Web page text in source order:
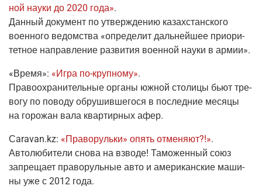
ной нау­ки до 2020 года».
Дан­ный доку­мент по утвер­жде­нию казах­стан­ско­го
воен­но­го ведом­ства «опре­де­лит даль­ней­шее при­о­ри­
тет­ное направ­ле­ние раз­ви­тия воен­ной нау­ки в армии».
«Вре­мя»: «Игра по-круп­но­му».
Пра­во­охра­ни­тель­ные орга­ны южной сто­ли­цы бьют тре­
во­гу по пово­ду обру­шив­ше­го­ся в послед­ние меся­цы
на горо­жан вала квар­тир­ных афер.
Сaravan.kz: «Пра­во­руль­ки» опять отме­ня­ют?!».
Авто­лю­би­те­ли сно­ва на взво­де! Тамо­жен­ный союз
запре­ща­ет пра­во­руль­ные авто и аме­ри­кан­ские маши­
ны уже с 2012 года.